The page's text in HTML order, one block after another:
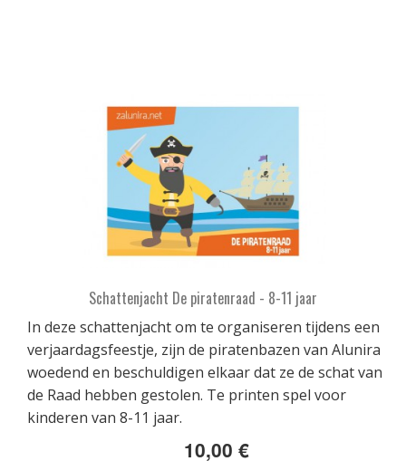
Schattenjacht De piratenraad - 8-11 jaar
In deze schattenjacht om te organiseren tijdens een
verjaardagsfeestje, zijn de piratenbazen van Alunira
woedend en beschuldigen elkaar dat ze de schat van
de Raad hebben gestolen. Te printen spel voor
kinderen van 8-11 jaar.
10,00 €